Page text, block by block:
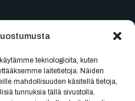
teknologioita, kuten
laitetietoja. Näiden
mahdollisuuden käsitellä tietoja,
tunnuksia tällä sivustolla.